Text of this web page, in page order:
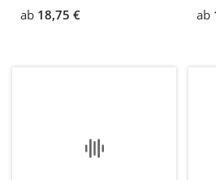
ab 18,75 €
ab